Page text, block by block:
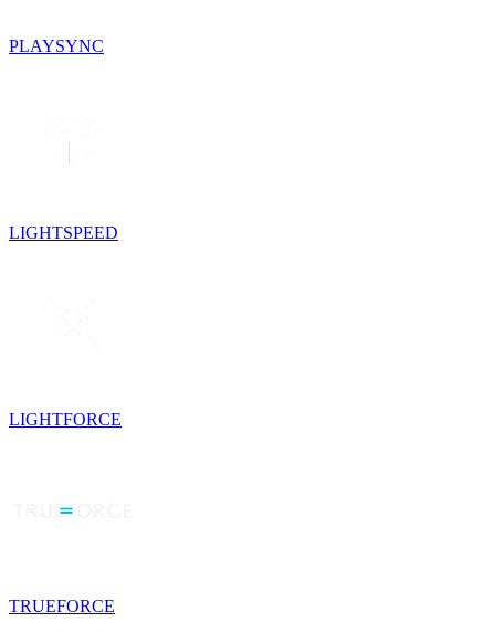
PLAYSYNC
LIGHTSPEED
LIGHTFORCE
TRUEFORCE